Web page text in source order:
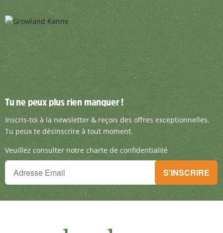
Tu ne peux plus rien manquer !
Inscris-toi à la newsletter & reçois des offres
Tu ne peux plus rien manquer !
Inscris-toi à la newsletter & reçois des offres exceptionnelles.
Tu peux te désinscrire à tout moment.
Veuillez consulter notre charte de confidentialité
Tu ne peux plus rien manquer !
Inscris-toi à la newsletter & reçois des offres exceptionnelles.
S'INSCRIRE